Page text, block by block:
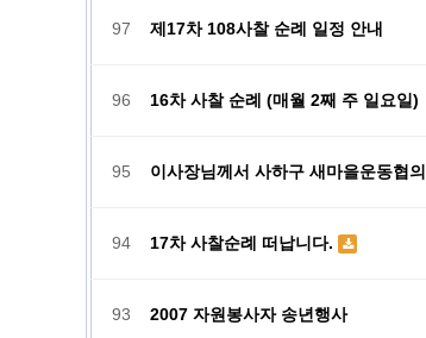
97 제17차 108사찰 순례 일정 안내
96 16차 사찰 순례 (매월 2째 주 일요일)
95 이사장님께서 사하구 새마을운동협
94 17차 사찰순례 떠납니다.
93 2007 자원봉사자 송년행사